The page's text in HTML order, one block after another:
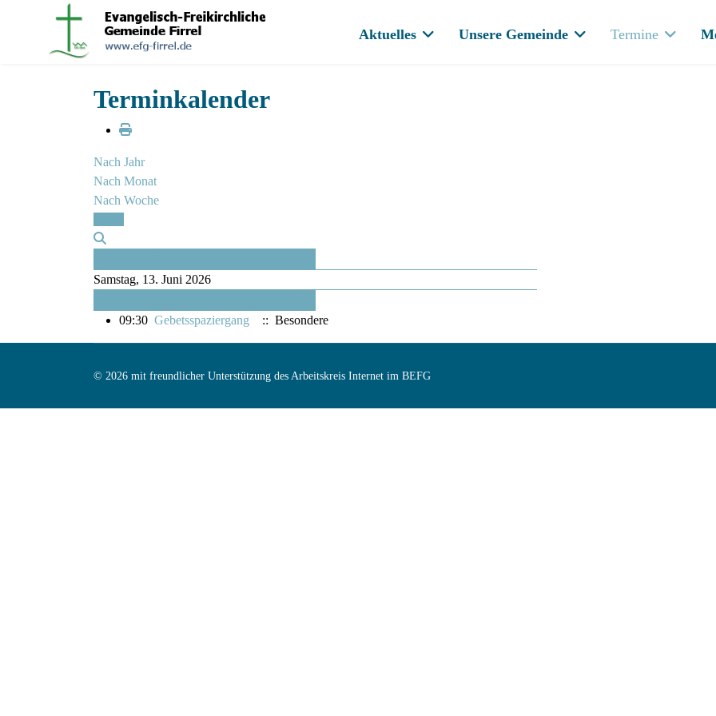
Aktuelles Unsere Gemeinde Termine
Terminkalender
Nach Jahr
Nach Monat
Nach Woche
Samstag, 13. Juni 2026
09:30 Gebetsspaziergang :: Besondere
© 2026 mit freundlicher Unterstützung des Arbeitskreis Internet im BEFG